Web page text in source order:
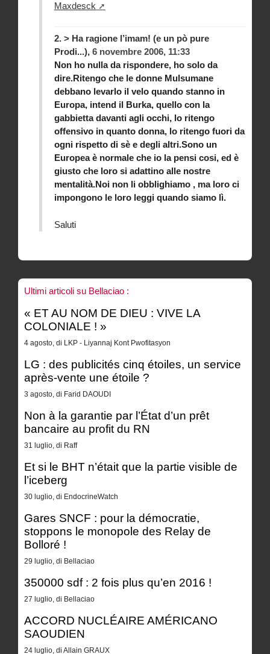
Maxdesck
2. > Ha ragione l’imam! (e un pò pure
Prodi...), 6 novembre 2006, 11:33
Non ho nulla da rispondere, ho solo da
dire.Ritengo che le donne Mulsumane
debbano levarlo il velo quando stanno in
Europa, intend il Burka, quello con la
gabbietta davanti agli occhi, lo ritengo
offensivo in quanto donna, lo ritengo fuori da
ogni rispetto di sè e degli altri.Sono un
Europea è normale che io la pensi cosi, ed è
giusto che loro si adattino alle nostre
mentalità.Noi non li obblighiamo , ma loro ci
impongono le loro leggi quando siamo lì.
Saluti
Ultimi articoli su Bellaciao :
« ET AU NOM DE DIEU : VIVE LA
COLONIALE ! »
4 agosto, di LKP - Liyannaj Kont Pwofitasyon
LG : des publicités cinq étoiles, un service
après-vente une étoile ?
3 agosto, di Farid DAOUDI
Non à la garantie par l’État d’un prêt
bancaire au profit du RN
31 luglio, di Raff
Et si le BHT n’était que la partie visible de
l’iceberg
30 luglio, di EndocrineWatch
Gares SNCF : pour la démocratie,
stoppons le monopole des Relay de
Bolloré !
29 luglio, di Bellaciao
350000 sdf : 2 fois plus qu’en 2016 !
27 luglio, di Bellaciao
ACCORD NUCLÉAIRE AMÉRICANO
SAOUDIEN
24 luglio, di Allain GRAUX